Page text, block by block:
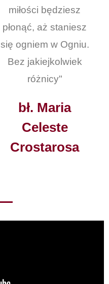
miłości będziesz
płonąć, aż staniesz
się ogniem w Ogniu.
Bez jakiejkolwiek
różnicy"
bł. Maria
Celeste
Crostarosa